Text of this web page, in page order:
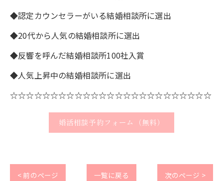
◆認定カウンセラーがいる結婚相談所に選出
◆20代から人気の結婚相談所に選出
◆反響を呼んだ結婚相談所100社入賞
◆人気上昇中の結婚相談所に選出
☆☆☆☆☆☆☆☆☆☆☆☆☆☆☆☆☆☆☆☆☆☆☆☆☆
婚活相談予約フォーム（無料）
< 前のページ 一覧に戻る 次のページ >